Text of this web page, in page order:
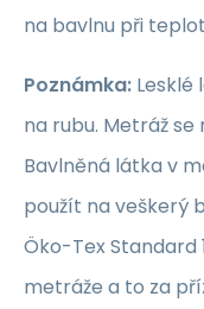
na bavlnu při
Poznámka:
na rubu. Metráž
Bavlněná látka v
použít na veškerý
Öko-Tex Standard
metráže a to za